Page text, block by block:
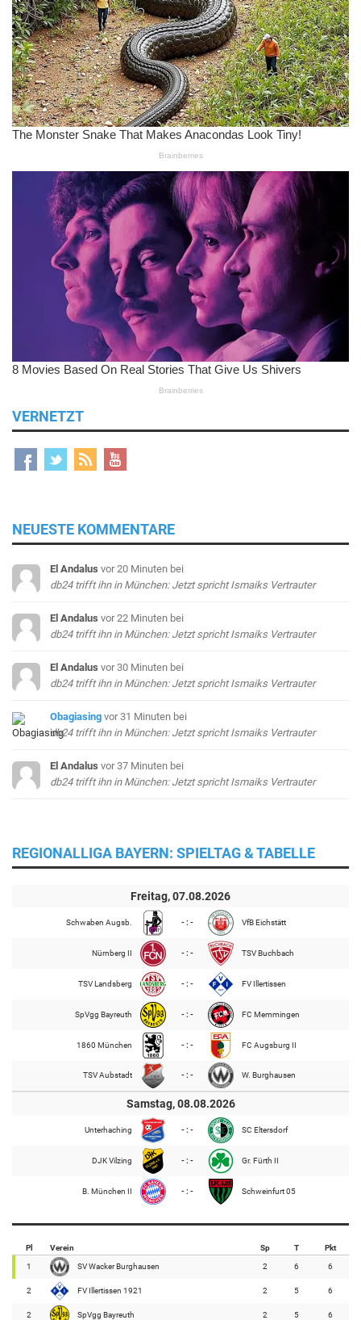
VERNETZT
NEUESTE KOMMENTARE
El Andalus vor 20 Minuten bei
db24 trifft ihn in München: Jetzt spricht Ismaiks Vertrauter
El Andalus vor 22 Minuten bei
db24 trifft ihn in München: Jetzt spricht Ismaiks Vertrauter
El Andalus vor 30 Minuten bei
db24 trifft ihn in München: Jetzt spricht Ismaiks Vertrauter
Obagiasing vor 31 Minuten bei
db24 trifft ihn in München: Jetzt spricht Ismaiks Vertrauter
El Andalus vor 37 Minuten bei
db24 trifft ihn in München: Jetzt spricht Ismaiks Vertrauter
REGIONALLIGA BAYERN: SPIELTAG & TABELLE
Freitag, 07.08.2026
Schwaben Augsb. - : - VfB Eichstätt
Nürnberg II - : - TSV Buchbach
TSV Landsberg - : - FV Illertissen
SpVgg Bayreuth - : - FC Memmingen
1860 München - : - FC Augsburg II
TSV Aubstadt - : - W. Burghausen
Samstag, 08.08.2026
Unterhaching - : - SC Eltersdorf
DJK Vilzing - : - Gr. Fürth II
B. München II - : - Schweinfurt 05
Pl Verein Sp T Pkt
1 SV Wacker Burghausen 2 6 6
2 FV Illertissen 1921 2 5 6
2 SpVgg Bayreuth 2 5 6